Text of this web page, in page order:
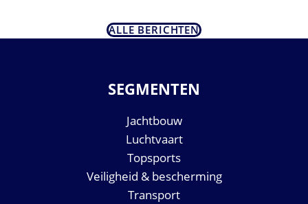
ALLE BERICHTEN
SEGMENTEN
Jachtbouw
Luchtvaart
Topsports
Veiligheid & bescherming
Transport